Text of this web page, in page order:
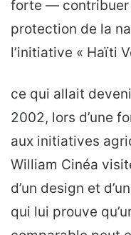
forte — contribuer
protection de la
l’initiative « Haïti
ce qui allait
2002, lors d’une
aux initiatives
William Cinéa
d’un design et
qui lui prouve